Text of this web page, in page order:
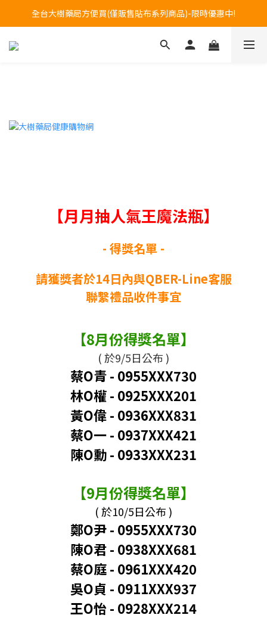
Welcome to call our service hotline at +886800272273.
全台大樹藥局方便買(僅販售貼布系列商品)-限時優惠中!
Welcome to call our service hotline at +886800272273.
【月月抽人氣王魔法瓶】
- 得獎名單 -
請獲獎者於14日內與QBER-Line客服
聯繫禮品收件事宜
【8月份得獎名單】
( 於9/5日公布 )
蔡O青 - 0955XXX730
林O權- 0925XXX201
黃O偉- 0936XXX831
蔡O一 - 0937XXX421
陳O勳 - 0933XXX231
【9月份得獎名單】
( 於10/5日公布 )
鄭O尹 - 0955XXX730
陳O君- 0938XXX681
蔡O庭- 0961XXX420
吳O貞 - 0911XXX937
王O怡 - 0928XXX214